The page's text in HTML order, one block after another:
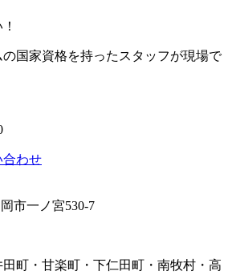
国家資格を持ったスタッフが現場で
合わせ
市一ノ宮530-7
町・甘楽町・下仁田町・南牧村・高